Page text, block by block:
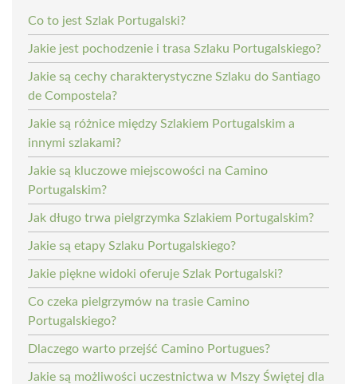
Co to jest Szlak Portugalski?
Jakie jest pochodzenie i trasa Szlaku Portugalskiego?
Jakie są cechy charakterystyczne Szlaku do Santiago
de Compostela?
Jakie są różnice między Szlakiem Portugalskim a
innymi szlakami?
Jakie są kluczowe miejscowości na Camino
Portugalskim?
Jak długo trwa pielgrzymka Szlakiem Portugalskim?
Jakie są etapy Szlaku Portugalskiego?
Jakie piękne widoki oferuje Szlak Portugalski?
Co czeka pielgrzymów na trasie Camino
Portugalskiego?
Dlaczego warto przejść Camino Portugues?
Jakie są możliwości uczestnictwa w Mszy Świętej dla